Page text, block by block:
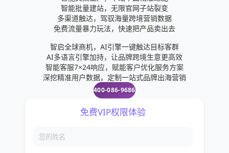
智能批量建站，无限官网子站裂变
多渠道触达，驾驭海量跨境营销数据
免费流量暴力玩法，快速把产品卖出去
智启全球商机，AI引擎一键触达目标客群
AI多语言引擎加持，让品牌跨境生意更高效
智能客服7×24响应，赋能客户优化服务方案
深挖精准用户数据，定制一站式品牌出海营销
400-086-9686